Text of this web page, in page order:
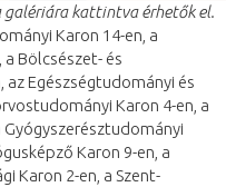
galériára kattintva érhetők el.
Karon 14-en, a
Bölcsészet- és
Egészségtudományi és
Karon 4-en, a
Karon 9-en, a
Karon 2-en, a Szent-